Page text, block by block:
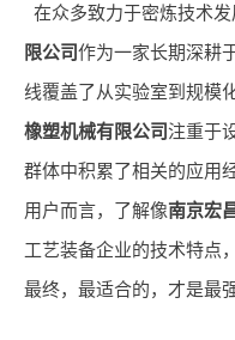
在众多致力于密炼技术发
限公司作为一家长期深耕
线覆盖了从实验室到规模
橡塑机械有限公司注重于
群体中积累了相关的应用
用户而言，了解像南京宏
工艺装备企业的技术特点
最终，最适合的，才是最强